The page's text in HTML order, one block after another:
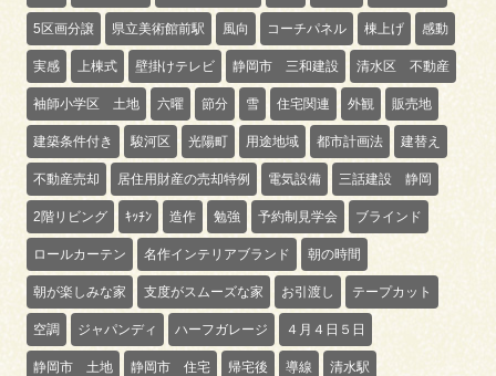
5区画分譲 県立美術館前駅 風向 コーチパネル 棟上げ 感動
実感 上棟式 壁掛けテレビ 静岡市 三和建設 清水区 不動産
袖師小学区 土地 六曜 節分 雪 住宅関連 外観 販売地
建築条件付き 駿河区 光陽町 用途地域 都市計画法 建替え
不動産売却 居住用財産の売却特例 電気設備 三話建設 静岡
2階リビング ｷｯﾁﾝ 造作 勉強 予約制見学会 ブラインド
ロールカーテン 名作インテリアブランド 朝の時間
朝が楽しみな家 支度がスムーズな家 お引渡し テープカット
空調 ジャパンディ ハーフガレージ ４月４日５日
静岡市 土地 静岡市 住宅 帰宅後 導線 清水駅